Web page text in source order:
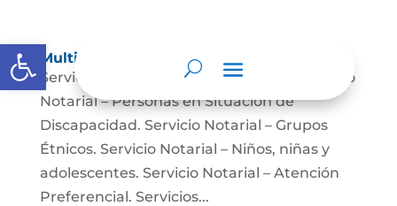
Abrir barra de herramientas
Multimedia
Servicio Notarial – Fuerzas Militares. Servicio
Notarial – Personas en Situación de
Discapacidad. Servicio Notarial – Grupos
Étnicos. Servicio Notarial – Niños, niñas y
adolescentes. Servicio Notarial – Atención
Preferencial. Servicios...